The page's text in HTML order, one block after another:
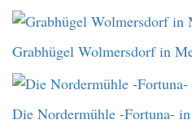
Grabhügel Wolmersdorf in
Die Nordermühle -Fortuna-